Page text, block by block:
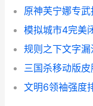
模拟城市4完美
规则之下文字